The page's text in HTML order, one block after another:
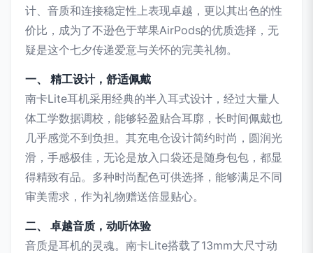
计、音质和连接稳定性上表现卓越，更以其出色的性
价比，成为了不逊色于苹果AirPods的优质选择，无
疑是这个七夕传递爱意与关怀的完美礼物。
一、 精工设计，舒适佩戴
南卡Lite耳机采用经典的半入耳式设计，经过大量人
体工学数据调校，能够轻盈贴合耳廓，长时间佩戴也
几乎感觉不到负担。其充电仓设计简约时尚，圆润光
滑，手感极佳，无论是放入口袋还是随身包包，都显
得精致有品。多种时尚配色可供选择，能够满足不同
审美需求，作为礼物赠送倍显贴心。
二、 卓越音质，动听体验
音质是耳机的灵魂。南卡Lite搭载了13mm大尺寸动